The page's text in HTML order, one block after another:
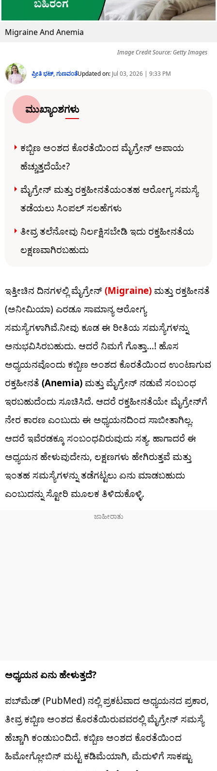
Migraine And Anemia
Image Credit Source: Getty Images
ಪ್ರೀತಿ ಭಟ್​, ಗುಣವಂತೆUpdated on: Jul 03, 2026 | 9:33 PM
ಮುಖ್ಯಾಂಶಗಳು
ಕಬ್ಬಿಣ ಅಂಶದ ಕೊರತೆಯಿಂದ ಮೈಗ್ರೇನ್ ಅಪಾಯ
ಹೆಚ್ಚುತ್ತದೆಯೇ?
ಮೈಗ್ರೇನ್ ಮತ್ತು ರಕ್ತಹೀನತೆಯಂತಹ ಆರೋಗ್ಯ ಸಮಸ್ಯೆ
ತಡೆಯಲು ಸಿಂಪಲ್ ಸಲಹೆಗಳು
ತೀವ್ರ ತಲೆನೋವು ನಿರ್ಲಕ್ಷಿಸಬೇಡಿ ಇದು ರಕ್ತಹೀನತೆಯ
ಲಕ್ಷಣವಾಗಿರಬಹುದು
ಇತ್ತೀಚಿನ ದಿನಗಳಲ್ಲಿ ಮೈಗ್ರೇನ್(Migraine) ಮತ್ತು ರಕ್ತಹೀನತೆ
(ಅನೀಮಿಯಾ) ಎರಡೂ ಸಾಮಾನ್ಯ ಆರೋಗ್ಯ
ಸಮಸ್ಯೆಗಳಾಗಿವೆ.ನೀವು ಕೂಡ ಈ ರೀತಿಯ ಸಮಸ್ಯೆಗಳನ್ನು
ಅನುಭವಿಸಿರಬಹುದು. ಆದರೆ ನಿಮಗೆ ಗೊತ್ತಾ…! ಹೊಸ
ಅಧ್ಯಯನವೊಂದು ಕಬ್ಬಿಣ ಅಂಶದ ಕೊರತೆಯಿಂದ ಉಂಟಾಗುವ
ರಕ್ತಹೀನತೆ (Anemia) ಮತ್ತು ಮೈಗ್ರೇನ್ ನಡುವೆ ಸಂಬಂಧ
ಇರಬಹುದೆಂದು ಸೂಚಿಸಿದೆ. ಆದರೆ ರಕ್ತಹೀನತೆಯೇ ಮೈಗ್ರೇನ್‌ಗೆ
ನೇರ ಕಾರಣ ಎಂಬುದು ಈ ಅಧ್ಯಯನದಿಂದ ಸಾಬೀತಾಗಿಲ್ಲ.
ಆದರೆ ಇವೆರಡಕ್ಕೂ ಸಂಬಂಧವಿರುವುದು ಸತ್ಯ. ಹಾಗಾದರೆ ಈ
ಅಧ್ಯಯನ ಹೇಳುವುದೇನು, ಲಕ್ಷಣಗಳು ಹೇಗಿರುತ್ತವೆ ಮತ್ತು
ಇಂತಹ ಸಮಸ್ಯೆಗಳನ್ನು ತಡೆಗಟ್ಟಲು ಏನು ಮಾಡಬಹುದು
ಎಂಬುದನ್ನು ಸ್ಟೋರಿ ಮೂಲಕ ತಿಳಿದುಕೊಳ್ಳಿ.
ಅಧ್ಯಯನ ಏನು ಹೇಳುತ್ತದೆ?
ಪಬ್‌ಮೆಡ್ (PubMed) ನಲ್ಲಿ ಪ್ರಕಟವಾದ ಅಧ್ಯಯನದ ಪ್ರಕಾರ,
ತೀವ್ರ ಕಬ್ಬಿಣ ಅಂಶದ ಕೊರತೆಯಿರುವವರಲ್ಲಿ ಮೈಗ್ರೇನ್ ಸಮಸ್ಯೆ
ಹೆಚ್ಚಾಗಿ ಕಂಡುಬಂದಿದೆ. ಕಬ್ಬಿಣ ಅಂಶದ ಕೊರತೆಯಿಂದ
ಹಿಮೋಗ್ಲೋಬಿನ್ ಮಟ್ಟ ಕಡಿಮೆಯಾಗಿ, ಮೆದುಳಿಗೆ ಸಾಕಷ್ಟು